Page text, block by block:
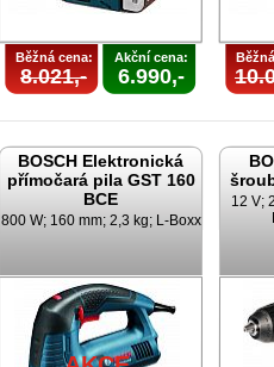
Běžná cena:
8.021,-
Akční cena:
6.990,-
BOSCH Elektronická
přímočará pila GST 160
BCE
800 W; 160 mm; 2,3 kg; L-Boxx
12 V;